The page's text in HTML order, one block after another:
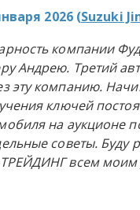
2026 (Suzuki
компании
Андрею. Третий
эту компанию.
ключей
на аукционе
советы. Буду
всем моим